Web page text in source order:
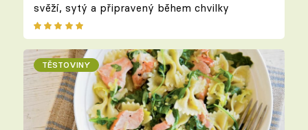
svěží, sytý a připravený během chvilky
TĚSTOVINY